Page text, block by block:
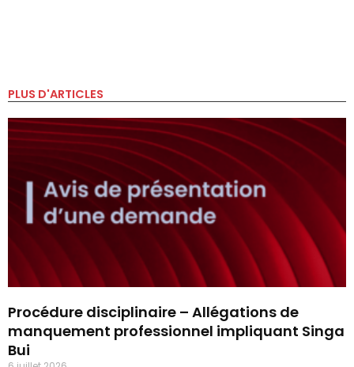
PLUS D'ARTICLES
Procédure disciplinaire – Allégations de
manquement professionnel impliquant Singa
Bui